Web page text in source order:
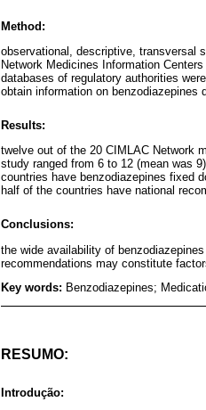
Method:
observational, descriptive, transversal
Network Medicines Information
databases of regulatory authorities
obtain information on benzodiazepines
Results:
twelve out of the 20 CIMLAC Network
study ranged from 6 to 12 (mean was
countries have benzodiazepines fixed
half of the countries have national
Conclusions:
the wide availability of
recommendations may constitute
Key words: Benzodiazepines;
RESUMO:
Introdução: